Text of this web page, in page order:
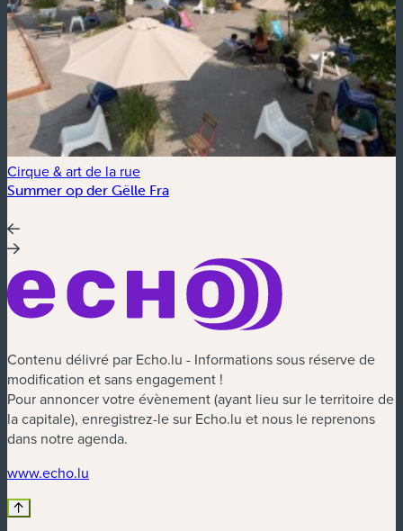
Cirque & art de la rue
Summer op der Gëlle Fra
Contenu délivré par Echo.lu - Informations sous réserve de
modification et sans engagement !
Pour annoncer votre évènement (ayant lieu sur le territoire de
la capitale), enregistrez-le sur Echo.lu et nous le reprenons
dans notre agenda.
www.echo.lu